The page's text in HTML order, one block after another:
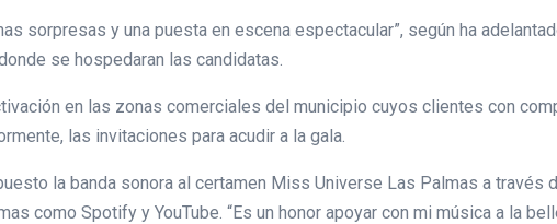
sorpresas y una puesta en escena espectacular”, según ha
se hospedaran las candidatas.
en las zonas comerciales del municipio cuyos clientes con
las invitaciones para acudir a la gala.
la banda sonora al certamen Miss Universe Las Palmas a través
como Spotify y YouTube. “Es un honor apoyar con mi música a la